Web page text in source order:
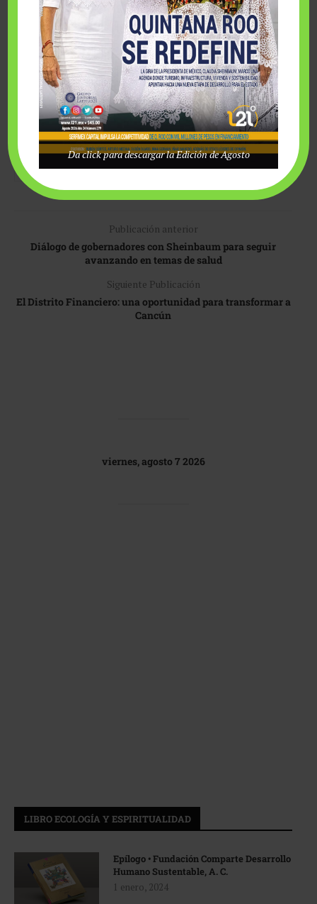
aislada.
Así, sin alcanzar la madurez suficiente, el Derecho
Penitenciario pasó a integrarse al Derecho de Ejecución Penal
sin mayor reflexión y sin la perspectiva social y de derechos
humanos que debe caracterizar la materia; mientras que su
enseñanza se restringió al “estudio” de la ley sobre la materia.
SISTEMA PENITENCIARIO
Publicación anterior
Diálogo de gobernadores con Sheinbaum para seguir
avanzando en temas de salud
Siguiente Publicación
El Distrito Financiero: una oportunidad para transformar a
Cancún
viernes, agosto 7 2026
LIBRO ECOLOGÍA Y ESPIRITUALIDAD
Epílogo • Fundación Comparte Desarrollo
Humano Sustentable, A. C.
1 enero, 2024
Da click para descargar la Edición de Agosto